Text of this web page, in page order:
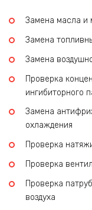
Замена масла и
Замена
Замена
Проверка
ингибиторного
Замена
охлаждения
Проверка
Проверка
Проверка
воздуха